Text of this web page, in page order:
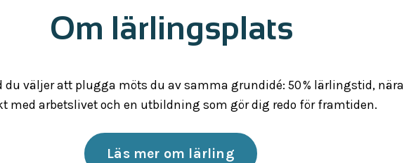
Om lärlingsplats
du väljer att plugga möts du av samma grundidé: 50 % lärlingstid, nära
med arbetslivet och en utbildning som gör dig redo för framtiden.
Läs mer om lärling